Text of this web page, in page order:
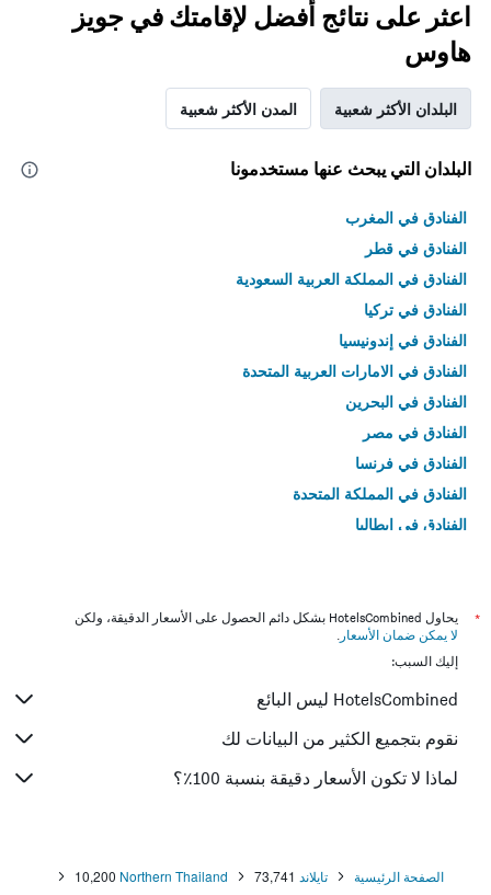
اعثر على نتائج أفضل لإقامتك في جويز
هاوس
البلدان الأكثر شعبية المدن الأكثر شعبية
البلدان التي يبحث عنها مستخدمونا
الفنادق في المغرب
الفنادق في قطر
الفنادق في المملكة العربية السعودية
الفنادق في تركيا
الفنادق في إندونيسيا
الفنادق في الامارات العربية المتحدة
الفنادق في البحرين
الفنادق في مصر
الفنادق في فرنسا
الفنادق في المملكة المتحدة
الفنادق في إيطاليا
*
يحاول HotelsCombined بشكل دائم الحصول على الأسعار الدقيقة، ولكن
لا يمكن ضمان الأسعار .
إليك السبب:
HotelsCombined ليس البائع
نقوم بتجميع الكثير من البيانات لك
لماذا لا تكون الأسعار دقيقة بنسبة 100٪؟
الصفحة الرئيسية تايلاند 73,741
Northern Thailand
10,200